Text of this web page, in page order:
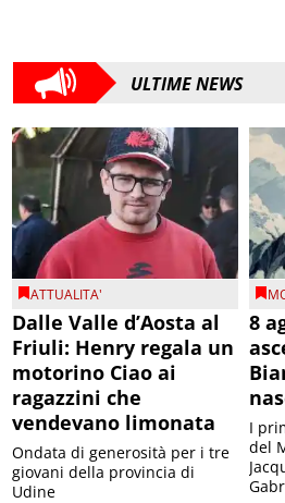
ULTIME NEWS
ATTUALITA'
Dalle Valle d’Aosta al
Friuli: Henry regala un
motorino Ciao ai
ragazzini che
vendevano limonata
Ondata di generosità per i tre
giovani della provincia di
Udine
8
I
del